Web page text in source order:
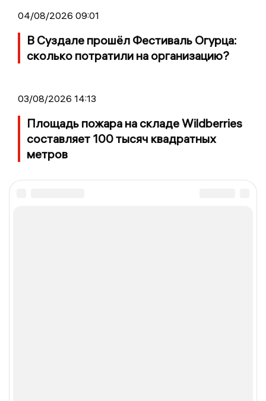
04/08/2026 09:01
В Суздале прошёл Фестиваль Огурца:
сколько потратили на организацию?
03/08/2026 14:13
Площадь пожара на складе Wildberries
составляет 100 тысяч квадратных
метров